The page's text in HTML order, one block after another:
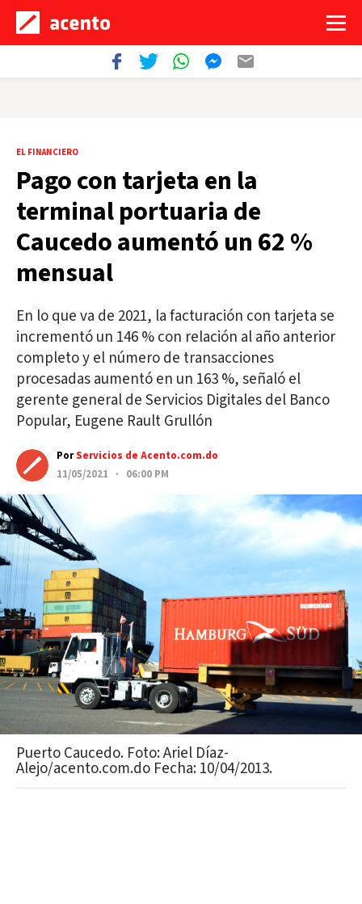
EL FINANCIERO
Pago con tarjeta en la
terminal portuaria de
Caucedo aumentó un 62 %
mensual
En lo que va de 2021, la facturación con tarjeta se
incrementó un 146 % con relación al año anterior
completo y el número de transacciones
procesadas aumentó en un 163 %, señaló el
gerente general de Servicios Digitales del Banco
Popular, Eugene Rault Grullón
PorServicios de Acento.com.do
11/05/2021 · 06:00 PM
Puerto Caucedo. Foto: Ariel Díaz-
Alejo/acento.com.do Fecha: 10/04/2013.